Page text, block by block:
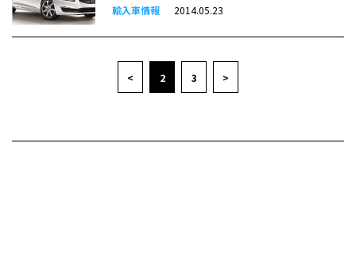
輸入車情報 2014.05.23
< 2 3 >